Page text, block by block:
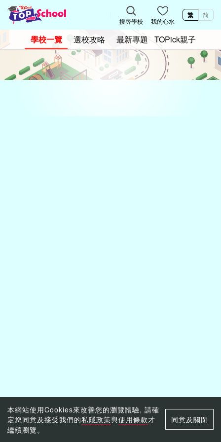
搜尋學校 我的心水
繁 简
學校一覽 選校攻略 最新專題 TOPick親子
本網站使用Cookies來改善您的瀏覽體驗, 請確
定您同意及接受我們的私隱政策與使用條款才
繼續瀏覽。
同意及關閉